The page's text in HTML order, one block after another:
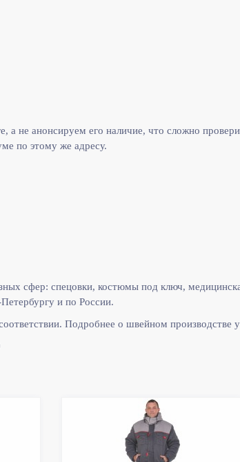
не анонсируем его наличие, что сложно
по этому же адресу.
сфер: спецовки, костюмы под ключ,
и по России.
Подробнее о швейном производстве